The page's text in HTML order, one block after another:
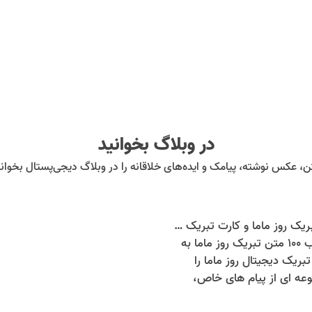
در وبلاگ بخوانید
عکس نوشته، پیامک و ایده‌های خلاقانه را در وبلاگ دیجی‌پستال
100 متن تبریک روز ماما و کارت تبریک دیجیتال روز ماما؛ خاص ترین پیام برای تبریک روز ماما
در این مطلب ۱۰۰ متن تبریک روز ماما به
دیجیتال روز ماما را
ببینید؛ مجموعه ای از پیام های خاص،
تبریک روز ماما برای